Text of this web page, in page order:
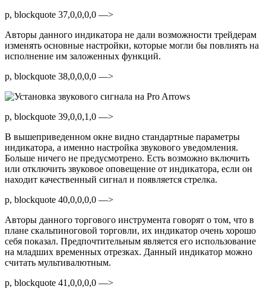
p, blockquote 37,0,0,0,0 —>
Авторы данного индикатора не дали возможности трейдерам
изменять основные настройки, которые могли бы повлиять на
исполнение им заложенных функций.
p, blockquote 38,0,0,0,0 —>
p, blockquote 39,0,0,1,0 —>
В вышеприведенном окне видно стандартные параметры
индикатора, а именно настройка звукового уведомления.
Больше ничего не предусмотрено. Есть возможно включить
или отключить звуковое оповещение от индикатора, если он
находит качественный сигнал и появляется стрелка.
p, blockquote 40,0,0,0,0 —>
Авторы данного торгового инструмента говорят о том, что в
плане скальпиноговой торговли, их индикатор очень хорошо
себя показал. Предпочтительным является его использование
на младших временных отрезках. Данный индикатор можно
считать мультивалютным.
p, blockquote 41,0,0,0,0 —>